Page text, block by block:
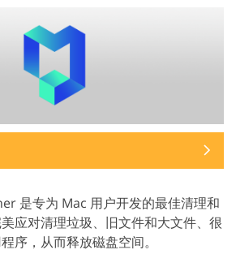
是专为 Mac 用户开发的最佳清理和
应对清理垃圾、旧文件和大文件、很
序，从而释放磁盘空间。